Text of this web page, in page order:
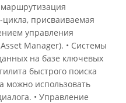
цикла, присваиваемая
управления
Manager). • Системы
на базе ключевых
быстрого поиска
можно использовать
• Управление